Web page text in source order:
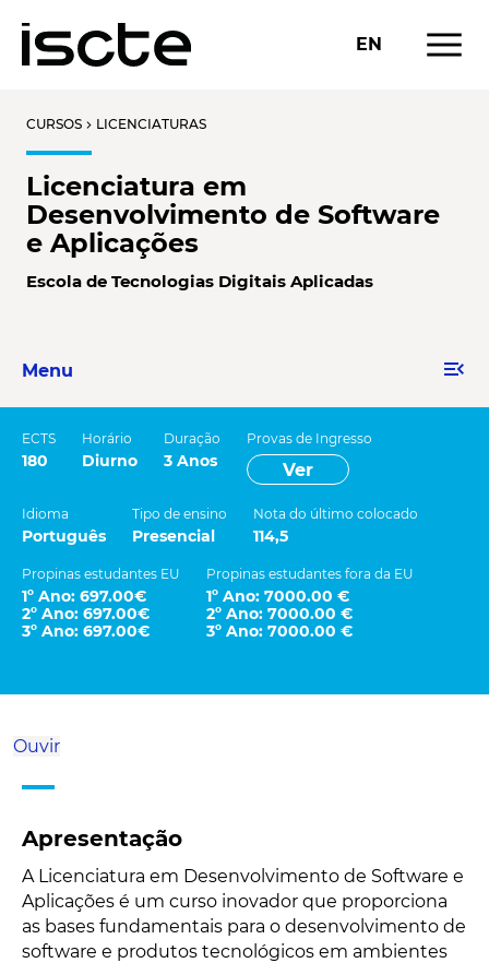
EN menu
CURSOS chevron_right LICENCIATURAS
Licenciatura em
Desenvolvimento de Software
e Aplicações
Escola de Tecnologias Digitais Aplicadas
Menu menu_open
ECTS
180
Horário
Diurno
Duração
3 Anos
Provas de Ingresso
Ver
Idioma
Português
Tipo de ensino
Presencial
Nota do último colocado
114,5
Propinas estudantes EU
1º Ano: 697.00€
2º Ano: 697.00€
3º Ano: 697.00€
Propinas estudantes fora da EU
1º Ano: 7000.00 €
2º Ano: 7000.00 €
3º Ano: 7000.00 €
Ouvir
Apresentação
A Licenciatura em Desenvolvimento de Software e
Aplicações é um curso inovador que proporciona
as bases fundamentais para o desenvolvimento de
software e produtos tecnológicos em ambientes